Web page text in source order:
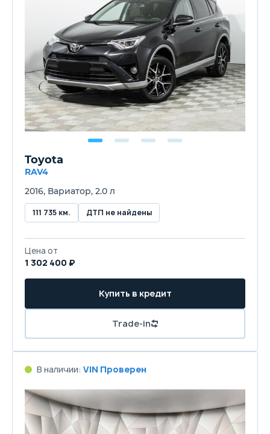
Toyota
RAV4
2016, Вариатор, 2.0 л
111 735 км. ДТП не найдены
Цена от
1 302 400 ₽
Купить в кредит
Trade-in
В наличии: VIN Проверен